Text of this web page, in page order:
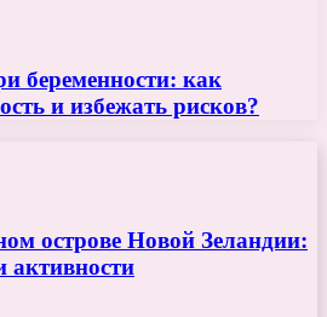
беременности: как
и избежать рисков?
острове Новой Зеландии:
активности